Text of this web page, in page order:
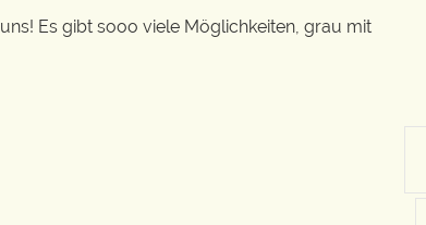
Es gibt sooo viele Möglichkeiten, grau mit